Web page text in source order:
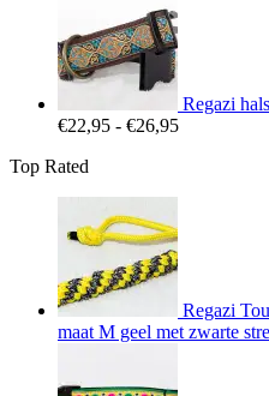
Regazi
€22,95 - €26,95Prijsklasse:
Top Rated
Regazi
maat M geel met zwarte